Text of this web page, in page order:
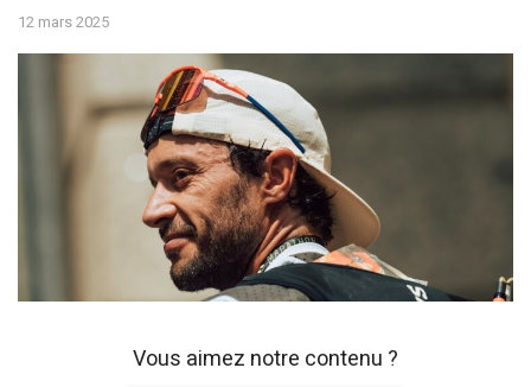
12 mars 2025
Vous aimez notre contenu ?